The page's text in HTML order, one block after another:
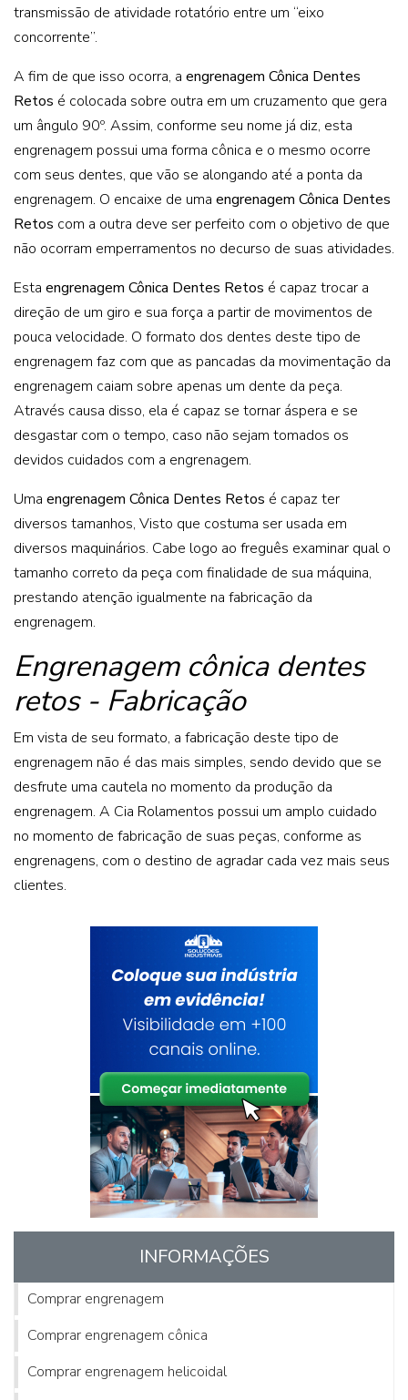
transmissão de atividade rotatório entre um “eixo
concorrente”.
A fim de que isso ocorra, a engrenagem Cônica Dentes
Retos é colocada sobre outra em um cruzamento que gera
um ângulo 90º. Assim, conforme seu nome já diz, esta
engrenagem possui uma forma cônica e o mesmo ocorre
com seus dentes, que vão se alongando até a ponta da
engrenagem. O encaixe de uma engrenagem Cônica Dentes
Retos com a outra deve ser perfeito com o objetivo de que
não ocorram emperramentos no decurso de suas atividades.
Esta engrenagem Cônica Dentes Retos é capaz trocar a
direção de um giro e sua força a partir de movimentos de
pouca velocidade. O formato dos dentes deste tipo de
engrenagem faz com que as pancadas da movimentação da
engrenagem caiam sobre apenas um dente da peça.
Através causa disso, ela é capaz se tornar áspera e se
desgastar com o tempo, caso não sejam tomados os
devidos cuidados com a engrenagem.
Uma engrenagem Cônica Dentes Retos é capaz ter
diversos tamanhos, Visto que costuma ser usada em
diversos maquinários. Cabe logo ao freguês examinar qual o
tamanho correto da peça com finalidade de sua máquina,
prestando atenção igualmente na fabricação da
engrenagem.
Engrenagem cônica dentes
retos - Fabricação
Em vista de seu formato, a fabricação deste tipo de
engrenagem não é das mais simples, sendo devido que se
desfrute uma cautela no momento da produção da
engrenagem. A Cia Rolamentos possui um amplo cuidado
no momento de fabricação de suas peças, conforme as
engrenagens, com o destino de agradar cada vez mais seus
clientes.
INFORMAÇÕES
Comprar engrenagem
Comprar engrenagem cônica
Comprar engrenagem helicoidal